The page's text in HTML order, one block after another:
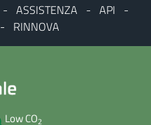
- ASSISTENZA - API -
- RINNOVA
Low CO2